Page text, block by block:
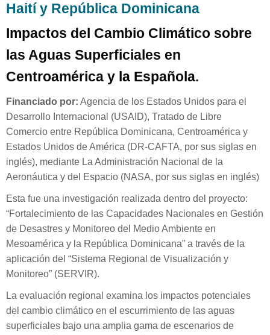
Haití y República Dominicana
Impactos del Cambio Climático sobre
las Aguas Superficiales en
Centroamérica y la Española.
Financiado por: Agencia de los Estados Unidos para el
Desarrollo Internacional (USAID), Tratado de Libre
Comercio entre República Dominicana, Centroamérica y
Estados Unidos de América (DR-CAFTA, por sus siglas en
inglés), mediante La Administración Nacional de la
Aeronáutica y del Espacio (NASA, por sus siglas en inglés)
Esta fue una investigación realizada dentro del proyecto:
“Fortalecimiento de las Capacidades Nacionales en Gestión
de Desastres y Moni­toreo del Medio Ambiente en
Mesoamérica y la República Dominicana” a través de la
apli­cación del “Sistema Regional de Visualización y
Monitoreo” (SERVIR).
La evaluación regional examina los impactos potenciales
del cambio climático en el escurrimiento de las aguas
superficiales bajo una amplia gama de escenarios de